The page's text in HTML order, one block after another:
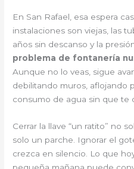
En San Rafael, esa espera
instalaciones son viejas, las
años sin descanso y la
problema de fontanería
Aunque no lo veas, sigue
debilitando muros, aflojando
consumo de agua sin que te
Cerrar la llave “un ratito” no
solo un parche. Ignorar el
crezca en silencio. Lo que